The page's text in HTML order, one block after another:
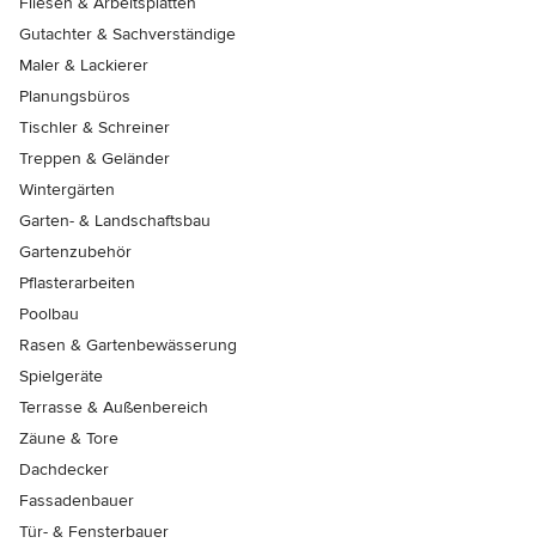
Gutachter & Sachverständige
Maler & Lackierer
Planungsbüros
Tischler & Schreiner
Treppen & Geländer
Wintergärten
Garten- & Landschaftsbau
Gartenzubehör
Pflasterarbeiten
Poolbau
Rasen & Gartenbewässerung
Spielgeräte
Terrasse & Außenbereich
Zäune & Tore
Dachdecker
Fassadenbauer
Tür- & Fensterbauer